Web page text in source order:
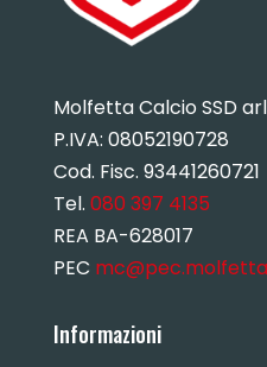
Molfetta Calcio SSD arl
P.IVA: 08052190728
Cod. Fisc. 93441260721
Tel. 080 397 4135
REA BA-628017
PEC
Informazioni